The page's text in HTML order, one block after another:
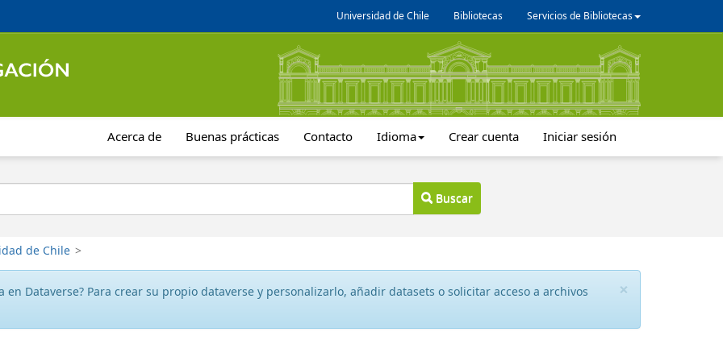
Universidad de Chile Bibliotecas Servicios de Bibliotecas
Acerca de Buenas prácticas Contacto Idioma Crear cuenta Iniciar sesión
Buscar
de Chile >
×
en Dataverse? Para crear su propio dataverse y personalizarlo, añadir datasets o solicitar acceso a archivos